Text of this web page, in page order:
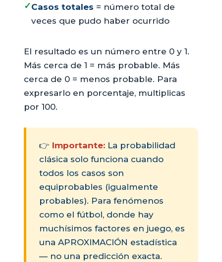
✓Casos totales = número total de
veces que pudo haber ocurrido
El resultado es un número entre 0 y 1.
Más cerca de 1 = más probable. Más
cerca de 0 = menos probable. Para
expresarlo en porcentaje, multiplicas
por 100.
👉 Importante: La probabilidad
clásica solo funciona cuando
todos los casos son
equiprobables (igualmente
probables). Para fenómenos
como el fútbol, donde hay
muchísimos factores en juego, es
una APROXIMACIÓN estadística
— no una predicción exacta.